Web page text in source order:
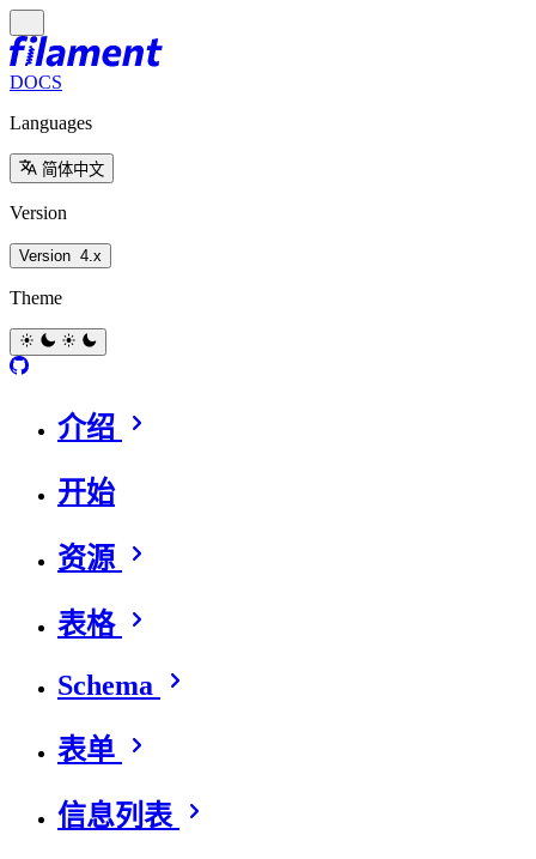
DOCS
Languages
简体中文
Version
Version 4.x
Theme
介绍
开始
资源
表格
Schema
表单
信息列表